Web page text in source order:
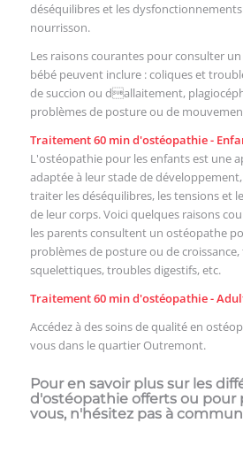
déséquilibres et les
nourrisson.
Les raisons courantes pour consulter
bébé peuvent inclure : coliques et
de succion ou dallaitement,
problèmes de posture ou de
Traitement 60 min d'ostéopathie -
L'ostéopathie pour les enfants est une
adaptée à leur stade de
traiter les déséquilibres, les tensions et
de leur corps. Voici quelques raisons
les parents consultent un ostéopathe
problèmes de posture ou de
squelettiques, troubles digestifs, etc.
Traitement 60 min d'ostéopathie -
Accédez à des soins de qualité en
vous dans le quartier Outremont.
Pour en savoir plus sur les
d'ostéopathie offerts ou pour
vous, n'hésitez pas à